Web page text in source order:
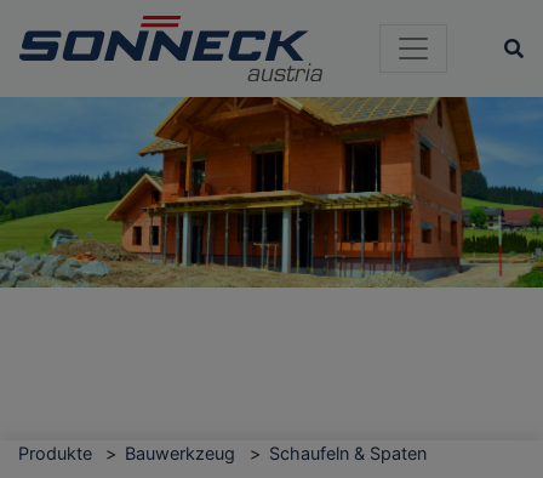
Produkte Bauwerkzeug Schaufeln & Spaten